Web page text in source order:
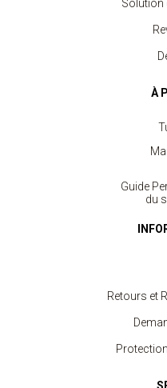
Sweat Col
à partir de
Solution
À
Guide
du
Retours et